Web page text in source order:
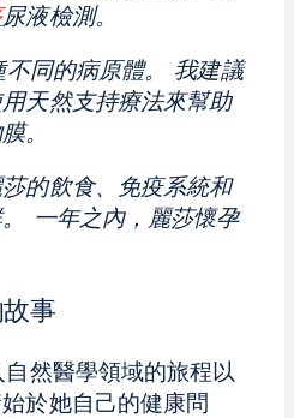
尿液檢測。
同的病原體。 我建議
天然支持療法來幫助
。
的飲食、免疫系統和
一年之內，麗莎懷孕
故事
自然醫學領域的旅程以
於她自己的健康問